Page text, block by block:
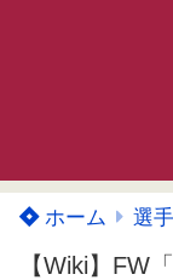
ホーム 選
【Wiki】FW